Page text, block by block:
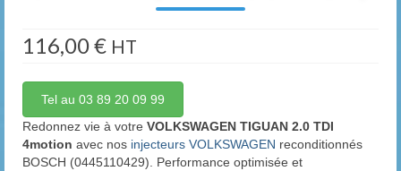
116,00€ HT
Tel au 03 89 20 09 99
Redonnez vie à votre VOLKSWAGEN TIGUAN 2.0 TDI
4motion avec nos injecteurs VOLKSWAGEN reconditionnés
BOSCH (0445110429). Performance optimisée et